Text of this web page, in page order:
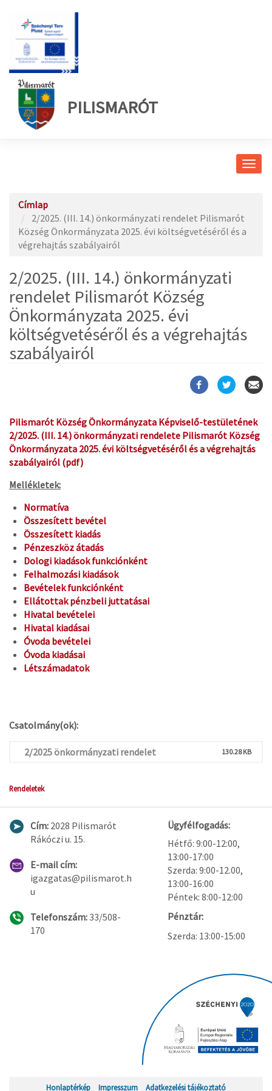
PILISMARÓT
Címlap
2/2025. (III. 14.) önkormányzati rendelet Pilismarót
Község Önkormányzata 2025. évi költségvetéséről és a
végrehajtás szabályairól
2/2025. (III. 14.) önkormányzati
rendelet Pilismarót Község
Önkormányzata 2025. évi
költségvetéséről és a végrehajtás
szabályairól
Pilismarót Község Önkormányzata Képviselő-testületének
2/2025. (III. 14.) önkormányzati rendelete Pilismarót Község
Önkormányzata 2025. évi költségvetéséről és a végrehajtás
szabályairól (pdf)
Mellékletek:
Normatíva
Összesített bevétel
Összesített kiadás
Pénzeszköz átadás
Dologi kiadások funkciónként
Felhalmozási kiadások
Bevételek funkciónként
Ellátottak pénzbeli juttatásai
Hivatal bevételei
Hivatal kiadásai
Óvoda bevételei
Óvoda kiadásai
Létszámadatok
Csatolmány(ok):
2/2025 önkormányzati rendelet 130.28 KB
Rendeletek
Cím: 2028 Pilismarót
Rákóczi u. 15.
E-mail cím:
igazgatas@pilismarot.h
u
Telefonszám:33/508-
170
Ügyfélfogadás:
Hétfő: 9:00-12:00,
13:00-17:00
Szerda: 9:00-12.00,
13:00-16:00
Péntek: 8:00-12:00
Pénztár:
Szerda: 13:00-15:00
Honlaptérkép Impresszum Adatkezelési tájékoztató